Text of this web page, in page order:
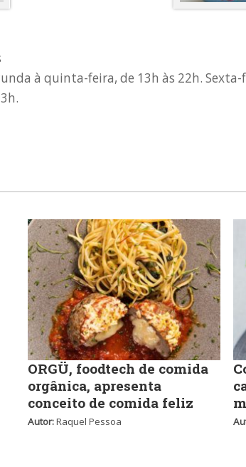
à quinta-feira, de 13h às 22h. Sexta-
ORGÜ, foodtech de comida
orgânica, apresenta
conceito de comida feliz
Autor:Raquel Pessoa